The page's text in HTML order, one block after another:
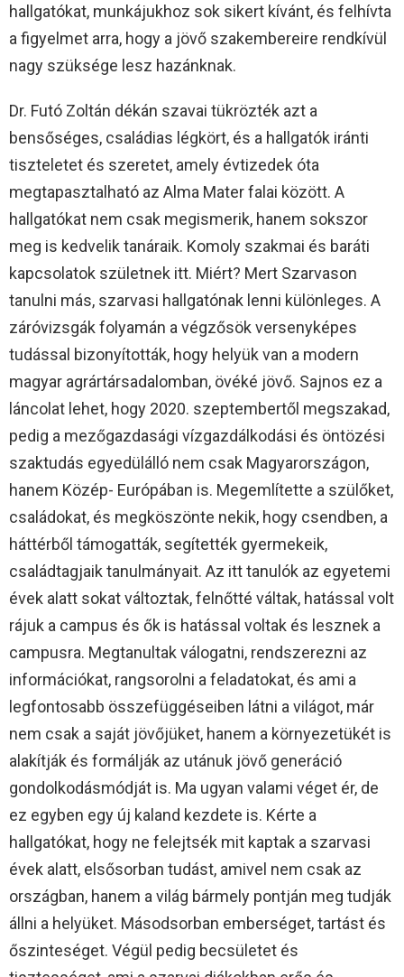
hallgatókat, munkájukhoz sok sikert kívánt, és felhívta
a figyelmet arra, hogy a jövő szakembereire rendkívül
nagy szüksége lesz hazánknak.
Dr. Futó Zoltán dékán szavai tükrözték azt a
bensőséges, családias légkört, és a hallgatók iránti
tiszteletet és szeretet, amely évtizedek óta
megtapasztalható az Alma Mater falai között. A
hallgatókat nem csak megismerik, hanem sokszor
meg is kedvelik tanáraik. Komoly szakmai és baráti
kapcsolatok születnek itt. Miért? Mert Szarvason
tanulni más, szarvasi hallgatónak lenni különleges. A
záróvizsgák folyamán a végzősök versenyképes
tudással bizonyították, hogy helyük van a modern
magyar agrártársadalomban, övéké jövő. Sajnos ez a
láncolat lehet, hogy 2020. szeptembertől megszakad,
pedig a mezőgazdasági vízgazdálkodási és öntözési
szaktudás egyedülálló nem csak Magyarországon,
hanem Közép- Európában is. Megemlítette a szülőket,
családokat, és megköszönte nekik, hogy csendben, a
háttérből támogatták, segítették gyermekeik,
családtagjaik tanulmányait. Az itt tanulók az egyetemi
évek alatt sokat változtak, felnőtté váltak, hatással volt
rájuk a campus és ők is hatással voltak és lesznek a
campusra. Megtanultak válogatni, rendszerezni az
információkat, rangsorolni a feladatokat, és ami a
legfontosabb összefüggéseiben látni a világot, már
nem csak a saját jövőjüket, hanem a környezetükét is
alakítják és formálják az utánuk jövő generáció
gondolkodásmódját is. Ma ugyan valami véget ér, de
ez egyben egy új kaland kezdete is. Kérte a
hallgatókat, hogy ne felejtsék mit kaptak a szarvasi
évek alatt, elsősorban tudást, amivel nem csak az
országban, hanem a világ bármely pontján meg tudják
állni a helyüket. Másodsorban emberséget, tartást és
őszinteséget. Végül pedig becsületet és